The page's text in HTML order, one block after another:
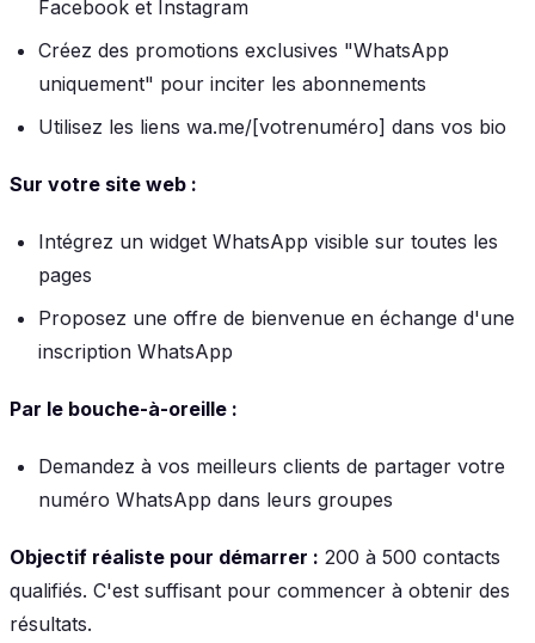
Facebook et Instagram
Créez des promotions exclusives "WhatsApp
uniquement" pour inciter les abonnements
Utilisez les liens wa.me/[votrenuméro] dans vos bio
Sur votre site web :
Intégrez un widget WhatsApp visible sur toutes les
pages
Proposez une offre de bienvenue en échange d'une
inscription WhatsApp
Par le bouche-à-oreille :
Demandez à vos meilleurs clients de partager votre
numéro WhatsApp dans leurs groupes
Objectif réaliste pour démarrer : 200 à 500 contacts
qualifiés. C'est suffisant pour commencer à obtenir des
résultats.